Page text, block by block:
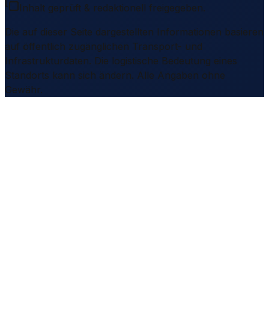
Inhalt geprüft & redaktionell freigegeben.
Die auf dieser Seite dargestellten Informationen basieren
auf öffentlich zugänglichen Transport- und
Infrastrukturdaten. Die logistische Bedeutung eines
Standorts kann sich ändern. Alle Angaben ohne
Gewähr.